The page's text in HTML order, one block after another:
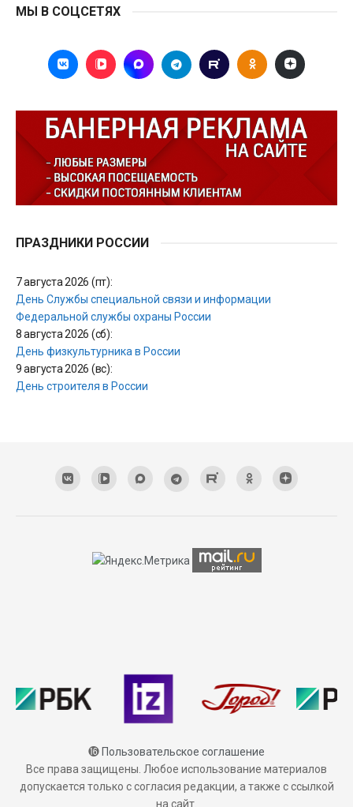
МЫ В СОЦСЕТЯХ
ПРАЗДНИКИ РОССИИ
7 августа 2026 (пт):
День Службы специальной связи и информации
Федеральной службы охраны России
8 августа 2026 (сб):
День физкультурника в России
9 августа 2026 (вс):
День строителя в России
⓰ Пользовательское соглашение
Все права защищены. Любое использование материалов
допускается только с согласия редакции, а также с ссылкой
на сайт.